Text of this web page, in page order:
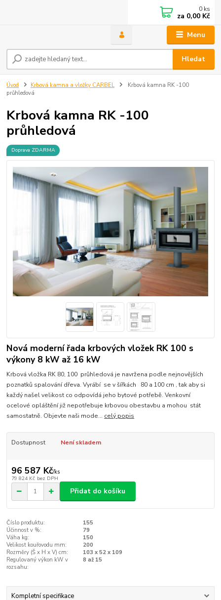
Menu
Hledat
0 ks
za 0,00 Kč
Úvod Krbová kamna a vložky CARBEL
Krbová kamna RK -100
průhledová
Krbová kamna RK -100
průhledová
Doprava ZDARMA
Nová moderní řada krbových vložek RK 100 s
výkony 8 kW až 16 kW
Krbová vložka RK 80, 100 průhledová je navržena podle nejnovějších
poznatků spalování dřeva. Vyrábí se v šířkách 80 a 100 cm , tak aby si
každý našel velikost co odpovídá jeho bytové potřebě. Venkovní
ocelové opláštění již nepotřebuje krbovou obestavbu a mohou stát
samostatně. Objevte naši mode... celý popis
Dostupnost Není skladem
96 587 Kč/ks
79 824 Kč bez DPH
Přidat do košíku
Číslo produktu:
155
Účinnost v %:
79
Váha kg:
150
Velikost kouřovodu mm:
200
Rozměry (Š x H x V) cm:
103 x 52 x 109
Regulovaný výkon kW v
rozsahu:
8 až 15
Kompletní specifikace